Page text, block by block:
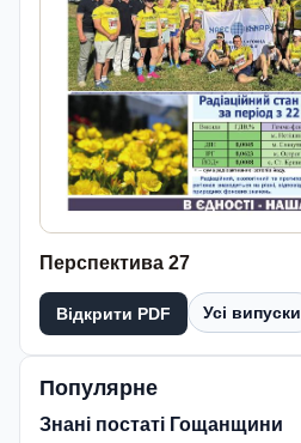
Перспектива 27
Відкрити PDF Усі випуски
Популярне
Знані постаті Гощанщини